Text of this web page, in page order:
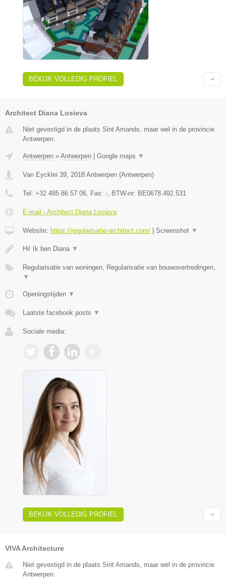
BEKIJK VOLLEDIG PROFIEL
Architect Diana Losieva
Niet gevestigd in de plaats Sint Amands, maar wel in de provincie
Antwerpen.
Antwerpen » Antwerpen Google maps ▼
Van Eycklei 39, 2018 Antwerpen (Antwerpen)
Tel: +32 485 86 57 06, Fax: -, BTW-nr: BE0678.492.531
E-mail › Architect Diana Losieva
Website: https://regularisatie-architect.com/ Screenshot ▼
Hi! Ik ben Diana ▼
Regularisatie van woningen, Regularisatie van bouwovertredingen,
▼
Openingstijden ▼
Laatste facebook posts ▼
Sociale media:
BEKIJK VOLLEDIG PROFIEL
VIVA Architecture
Niet gevestigd in de plaats Sint Amands, maar wel in de provincie
Antwerpen.